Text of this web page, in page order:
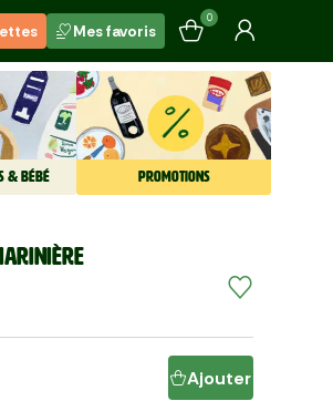
Mes favoris
0
& BÉBÉ PROMOTIONS
Ajouter